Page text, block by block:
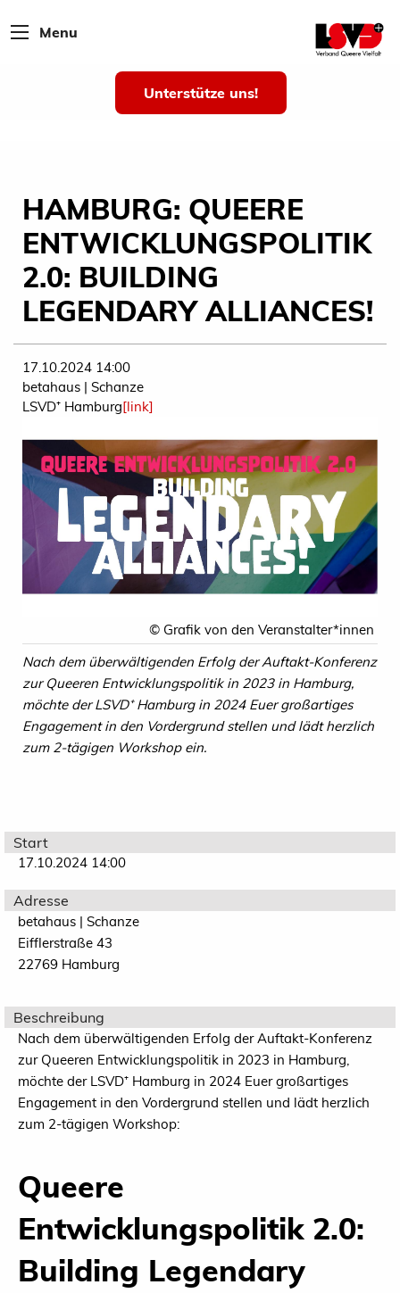
Menu
Unterstütze uns!
HAMBURG: QUEERE
ENTWICKLUNGSPOLITIK
2.0: BUILDING
LEGENDARY ALLIANCES!
17.10.2024 14:00
betahaus | Schanze
LSVD⁺ Hamburg[link]
© Grafik von den Veranstalter*innen
Nach dem überwältigenden Erfolg der Auftakt-Konferenz
zur Queeren Entwicklungspolitik in 2023 in Hamburg,
möchte der LSVD⁺ Hamburg in 2024 Euer großartiges
Engagement in den Vordergrund stellen und lädt herzlich
zum 2-tägigen Workshop ein.
Start
17.10.2024 14:00
Adresse
betahaus | Schanze
Eifflerstraße 43
22769 Hamburg
Beschreibung
Nach dem überwältigenden Erfolg der Auftakt-Konferenz
zur Queeren Entwicklungspolitik in 2023 in Hamburg,
möchte der LSVD⁺ Hamburg in 2024 Euer großartiges
Engagement in den Vordergrund stellen und lädt herzlich
zum 2-tägigen Workshop:
Queere
Entwicklungspolitik 2.0:
Building Legendary